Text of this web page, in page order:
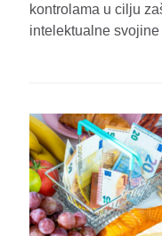
kontrolama u cilju
intelektualne